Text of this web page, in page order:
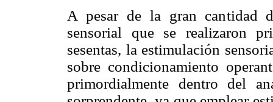
A pesar de la gran cantidad
sensorial que se realizaron
sesentas, la estimulación
sobre condicionamiento
primordialmente dentro del